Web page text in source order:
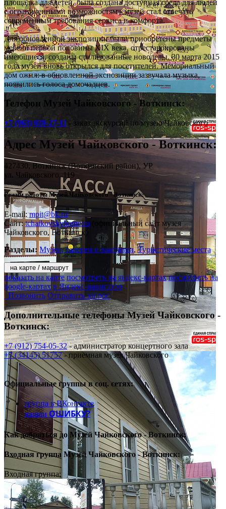
площадка для детей, была создана доступная среда для людей
с ограниченными возможностям - музей стал отвечать
современным требования сервиса и комфорта.
Для обновленной экспозиции были приобретены предметы
мебели первой половины XIX века, отреставрированы
имеющиеся, созданы стилизованные новоделы. 30 марта 2015
года музей вновь открылся для посетителей. Мемориальный
дом ожил: в обновленной экспозиции зазвучала музыка,
появились голоса домочадцев.
Телефон Музей Чайковского - Воткинск:
+7 (963) 028-27-11 - заказ экскурсий по музею Чайковского
Адрес Музей Чайковского - Воткинск:
427430,Воткинск(Воткинский район), УР
ул. Чайковского, 119
Режим работы Музей Чайковского - Воткинск:
E-mail: mpit@bk.ru
Сайт: tchaikovskyhome.ru (официальный сайт музея
Чайковского, Воткинск)
Разделы: Музеи, галереи и выставки,Туристические места
на карте / маршрут
показать на карте посмотреть на яндекс-картах посмотреть на
google-картах в Яндекс-навигатор
Позвонить Отправить запрос
Дополнительные телефоныМузей Чайковского -
Воткинск:
+7 (912) 754-05-32- администратор концертного зала
+7 (34145) 51757- приемная музея Чайковского
Официальные группыв соц. сетях:
группа в ВКонтакте
нашли ОШИБКУ?
Как добраться до Музей Чайковского - Воткинск:
Входная группаМузей Чайковского - Воткинск:
Входная группа: